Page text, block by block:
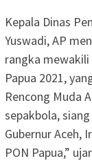
Kepala Dinas
Yuswadi, AP
rangka mewakili
Papua 2021,
Rencong Muda
sepakbola,
Gubernur Aceh,
PON Papua,”